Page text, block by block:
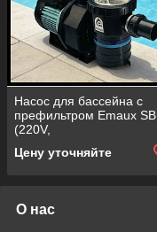
Насос для бассейна с
префильтром Emaux
(220V,
производительность =
м³/ч, 0,97 кВт)
Цену уточняйте
О нас